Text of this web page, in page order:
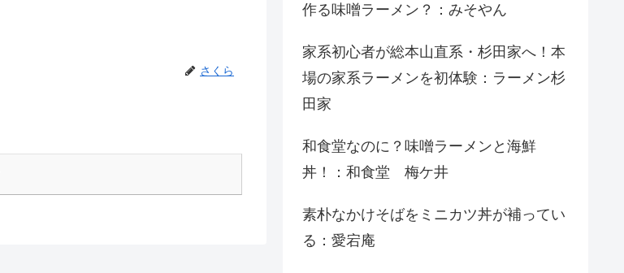
さくら
作る味噌ラーメン？：みそやん
家系初心者が総本山直系・杉田家へ！本
場の家系ラーメンを初体験：ラーメン杉
田家
和食堂なのに？味噌ラーメンと海鮮
丼！：和食堂 梅ケ井
素朴なかけそばをミニカツ丼が補ってい
る：愛宕庵